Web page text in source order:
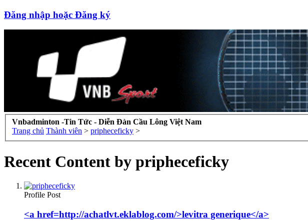
Đăng nhập hoặc Đăng ký
Vnbadminton -Tin Tức - Diễn Đàn Cầu Lông Việt Nam
Trang chủ Thành viên > pripheceficky >
Recent Content by pripheceficky
Profile Post
<a href=http://achatlvt.eklablog.com/>levitra generique</a>